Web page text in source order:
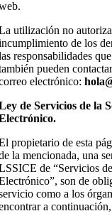
utilización no
de los
responsabilidades
pueden
electrónico:
de Servicios de la
propietario de esta
la mencionada, una
de “Servicios
son de
como a los
a